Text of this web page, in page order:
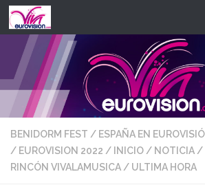
Saltar al contenido
BENIDORM FEST / ESPAÑA EN
/ EUROVISION 2022 / INICIO/ NOTICIA/
RINCÓN VIVALAMUSICA/ ULTIMA HORA